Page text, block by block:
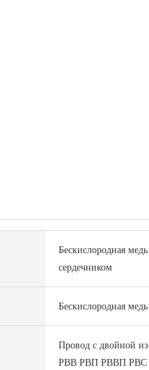
Бескислородная
сердечником
Бескислородная медь
Провод с двойной
РВВ РВП РВВП